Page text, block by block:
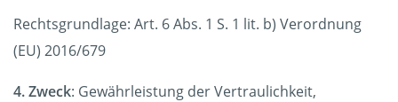
Rechtsgrundlage: Art. 6 Abs. 1 S. 1 lit. b) Verordnung
(EU) 2016/679
4. Zweck: Gewährleistung der Vertraulichkeit,